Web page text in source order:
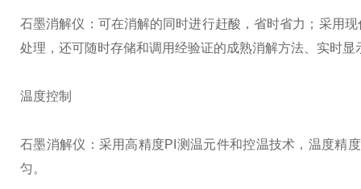
石墨消解仪：可在消解的同时进行赶酸，省时省力；采用
处理，还可随时存储和调用经验证的成熟消解方法、实时显
温度控制
石墨消解仪：采用高精度PI测温元件和控温技术，温度精
匀。